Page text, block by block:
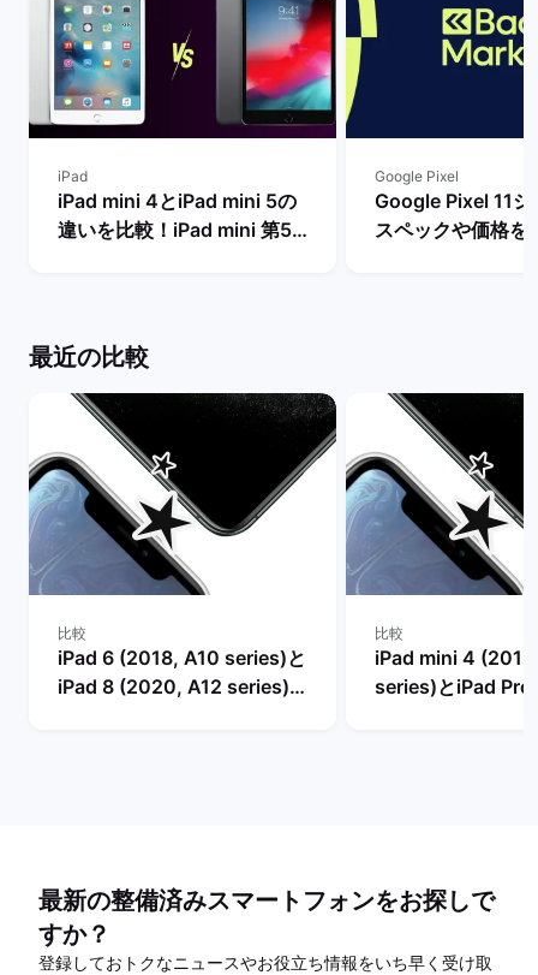
iPad
iPad mini 4とiPad mini 5の
違いを比較！iPad mini 第5
Google Pixel
Google Pixel 11シ
スペックや価格を
最近の比較
比較
iPad 6 (2018, A10 series)と
iPad 8 (2020, A12 series)
比較
iPad mini 4
series)とiPad Pro
最新の整備済みスマートフォンをお探しで
すか？
登録しておトクなニュースやお役立ち情報をいち早く受け取